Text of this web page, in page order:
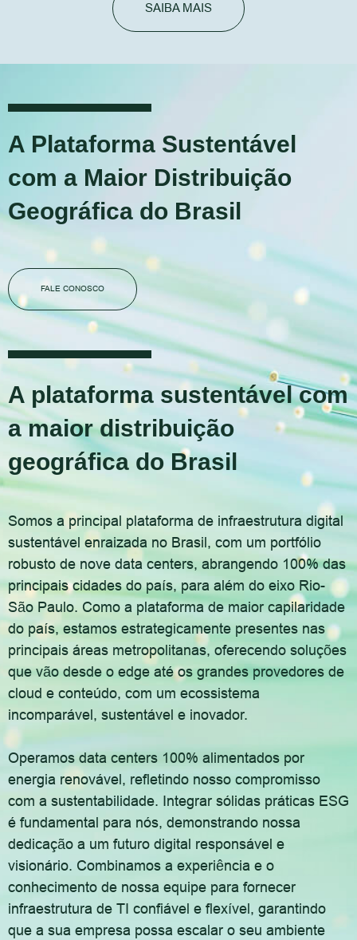
SAIBA MAIS
A Plataforma Sustentável
com a Maior Distribuição
Geográfica do Brasil
FALE CONOSCO
A plataforma sustentável com
a maior distribuição
geográfica do Brasil
Somos a principal plataforma de infraestrutura digital
sustentável enraizada no Brasil, com um portfólio
robusto de nove data centers, abrangendo 100% das
principais cidades do país, para além do eixo Rio-
São Paulo. Como a plataforma de maior capilaridade
do país, estamos estrategicamente presentes nas
principais áreas metropolitanas, oferecendo soluções
que vão desde o edge até os grandes provedores de
cloud e conteúdo, com um ecossistema
incomparável, sustentável e inovador.
Operamos data centers 100% alimentados por
energia renovável, refletindo nosso compromisso
com a sustentabilidade. Integrar sólidas práticas ESG
é fundamental para nós, demonstrando nossa
dedicação a um futuro digital responsável e
visionário. Combinamos a experiência e o
conhecimento de nossa equipe para fornecer
infraestrutura de TI confiável e flexível, garantindo
que a sua empresa possa escalar o seu ambiente